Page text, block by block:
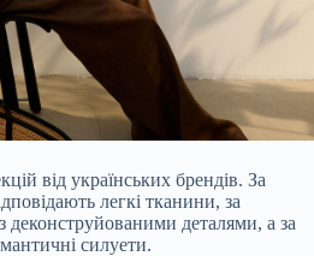
від українських брендів. За
легкі тканини, за
деталями, а за
силуети.